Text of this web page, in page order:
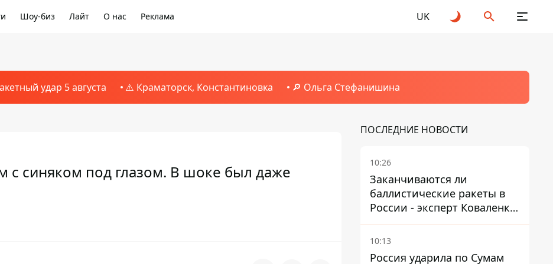
Шоу-биз Лайт О нас Реклама UK
удар 5 августа ⚠️ Краматорск, Константиновка 🔎 Ольга Стефанишина
синяком под глазом. В шоке был даже
ПОСЛЕДНИЕ НОВОСТИ
10:26
Заканчиваются ли
баллистические ракеты в
России - эксперт Коваленко
дал ответ, который вряд ли
понравится украинцам
10:13
Россия ударила по Сумам